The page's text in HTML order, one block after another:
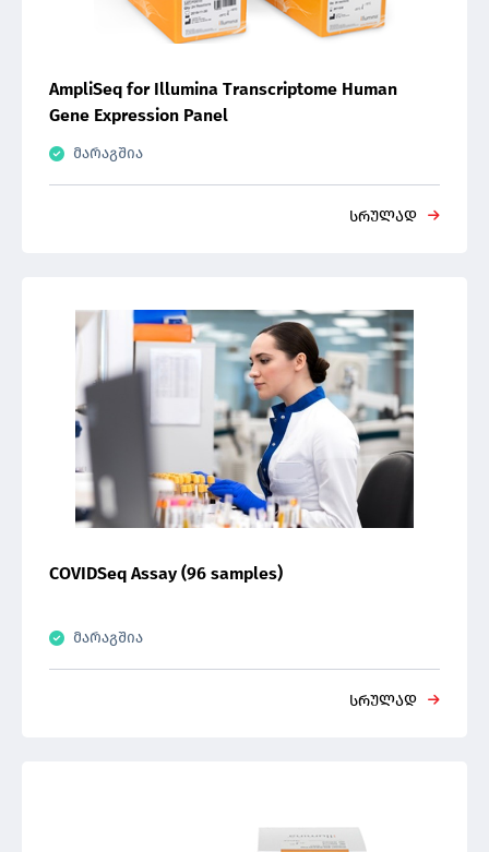
AmpliSeq for Illumina Transcriptome Human
Gene Expression Panel
მარაგშია
სრულად
COVIDSeq Assay (96 samples)
მარაგშია
სრულად